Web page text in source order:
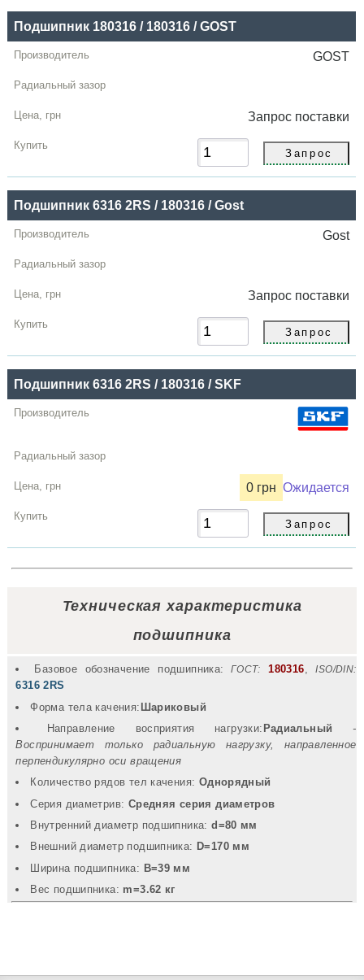
Подшипник 180316 / 180316 / GOST
GOST
Запрос поставки
Подшипник 6316 2RS / 180316 / Gost
Gost
Запрос поставки
Подшипник 6316 2RS / 180316 / SKF
0 грн Ожидается
Техническая характеристика
подшипника
Базовое обозначение подшипника: ГОСТ: 180316,ISO/DIN:
6316 2RS
Форма тела качения: Шариковый
Направление восприятия нагрузки: Радиальный
-
Воспринимает только радиальную нагрузку, направленное
перпендикулярно оси вращения
Количество рядов тел качения: Однорядный
Серия диаметрив: Средняя серия диаметров
Внутренний диаметр подшипника:d=80 мм
Внешний диаметр подшипника: D=170 мм
Ширина подшипника: B=39 мм
Вec подшипника: m=3.62 кг